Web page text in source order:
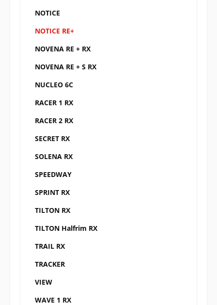
NOTICE
NOTICE RE+
NOVENA RE + RX
NOVENA RE + S RX
NUCLEO 6C
RACER 1 RX
RACER 2 RX
SECRET RX
SOLENA RX
SPEEDWAY
SPRINT RX
TILTON RX
TILTON Halfrim RX
TRAIL RX
TRACKER
VIEW
WAVE 1 RX